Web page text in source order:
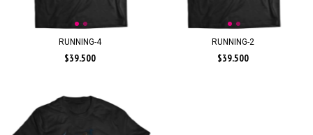
RUNNING-4
$39.500
RUNNING-2
$39.500